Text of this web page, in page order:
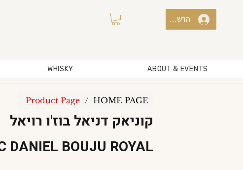
הרשמה למועדון / כניסה
WHISKY ABOUT & EVENTS
HOME PAGE
/
Product Page
קוניאק דניאל בוז'ו רויאל
DANIEL BOUJU ROYAL